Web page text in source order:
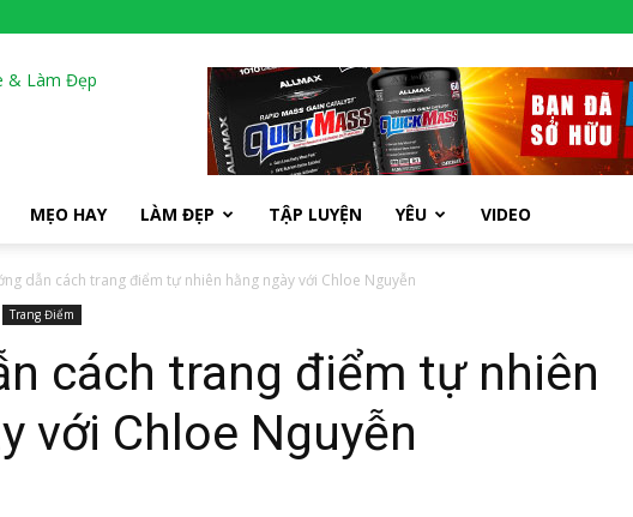
MẸO HAY LÀM ĐẸP TẬP LUYỆN YÊU VIDEO
dẫn cách trang điểm tự nhiên hằng ngày với Chloe Nguyễn
Trang Điểm
cách trang điểm tự nhiên
với Chloe Nguyễn